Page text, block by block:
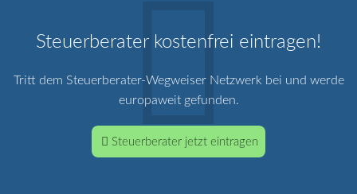
Steuerberater kostenfrei eintragen!
Tritt dem Steuerberater-Wegweiser Netzwerk bei und werde
europaweit gefunden.
Steuerberater jetzt eintragen